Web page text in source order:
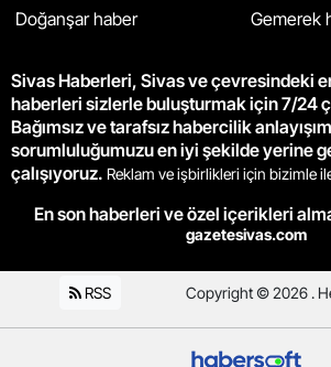
Doğanşar haber
Gemerek
Sivas Haberleri, Sivas ve çevresindeki
haberleri sizlerle buluşturmak için 7/24
Bağımsız ve tarafsız habercilik
sorumluluğumuzu en iyi şekilde yerine
çalışıyoruz. Reklam ve işbirlikleri için bizimle
En son haberleri ve özel içerikleri
gazetesivas.com
RSS Copyright © 2026 .